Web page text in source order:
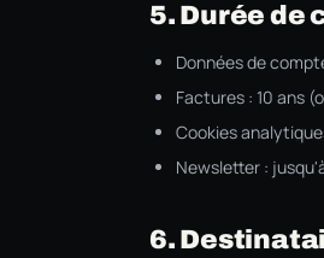
5. Durée de
Données de
Factures : 10 ans
Cookies
Newsletter :
6.